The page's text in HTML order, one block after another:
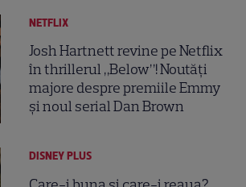
NETFLIX
Josh Hartnett revine pe Netflix
în thrillerul „Below”! Noutăți
majore despre premiile Emmy
și noul serial Dan Brown
DISNEY PLUS